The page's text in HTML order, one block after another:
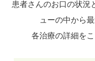
患者さんのお口の状況
ューの中から
各治療の詳細を